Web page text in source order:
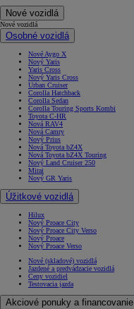
Nové vozidlá
Nové vozidlá
Osobné vozidlá
Nové Aygo X
Nový Yaris
Yaris Cross
Nový Yaris Cross
Urban Cruiser
Corolla Hatchback
Corolla Sedan
Corolla Touring Sports Kombi
Toyota C-HR
Nová RAV4
Nová Camry
Nový Prius
Nová Toyota bZ4X
Nová Toyota bZ4X Touring
Nový Land Cruiser 250
Mirai
Nový GR Yaris
Úžitkové vozidlá
Hilux
Nový Proace City
Nový Proace City Verso
Nový Proace
Nový Proace Verso
Nové (skladové) vozidlá
Jazdené a predvádzacie vozidlá
Ceny vozidiel
Testovacia jazda
Akciové ponuky a financovanie